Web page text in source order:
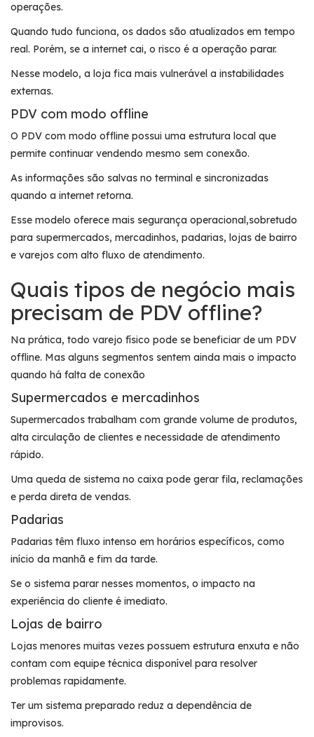
operações.
Quando tudo funciona, os dados são atualizados em tempo
real. Porém, se a internet cai, o risco é a operação parar.
Nesse modelo, a loja fica mais vulnerável a instabilidades
externas.
PDV com modo offline
O PDV com modo offline possui uma estrutura local que
permite continuar vendendo mesmo sem conexão.
As informações são salvas no terminal e sincronizadas
quando a internet retorna.
Esse modelo oferece mais segurança operacional,sobretudo
para supermercados, mercadinhos, padarias, lojas de bairro
e varejos com alto fluxo de atendimento.
Quais tipos de negócio mais
precisam de PDV offline?
Na prática, todo varejo físico pode se beneficiar de um PDV
offline. Mas alguns segmentos sentem ainda mais o impacto
quando há falta de conexão
Supermercados e mercadinhos
Supermercados trabalham com grande volume de produtos,
alta circulação de clientes e necessidade de atendimento
rápido.
Uma queda de sistema no caixa pode gerar fila, reclamações
e perda direta de vendas.
Padarias
Padarias têm fluxo intenso em horários específicos, como
início da manhã e fim da tarde.
Se o sistema parar nesses momentos, o impacto na
experiência do cliente é imediato.
Lojas de bairro
Lojas menores muitas vezes possuem estrutura enxuta e não
contam com equipe técnica disponível para resolver
problemas rapidamente.
Ter um sistema preparado reduz a dependência de
improvisos.